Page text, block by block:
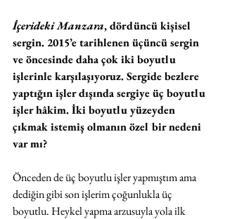
İçerideki Manzara, dördüncü kişisel
sergin. 2015’e tarihlenen üçüncü sergin
ve öncesinde daha çok iki boyutlu
işlerinle karşılaşıyoruz. Sergide bezlere
yaptığın işler dışında sergiye üç boyutlu
işler hâkim. İki boyutlu yüzeyden
çıkmak istemiş olmanın özel bir nedeni
var mı?
Önceden de üç boyutlu işler yapmıştım ama
dediğin gibi son işlerim çoğunlukla üç
boyutlu. Heykel yapma arzusuyla yola ilk